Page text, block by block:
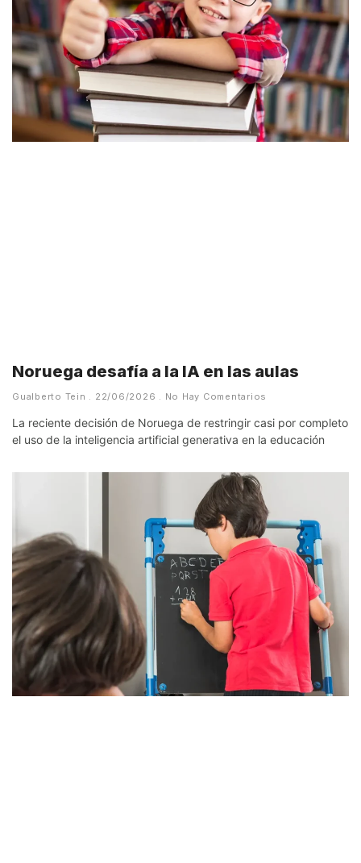
Noruega desafía a la IA en las aulas
Gualberto Tein 22/06/2026 No Hay Comentarios
La reciente decisión de Noruega de restringir casi por completo
el uso de la inteligencia artificial generativa en la educación